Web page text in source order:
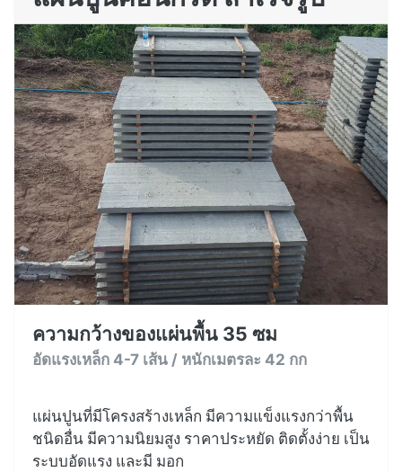
ความกว้างของแผ่นพื้น 35 ซม
อัดแรงเหล็ก 4-7 เส้น / หนักเมตรละ 42 กก
แผ่นปูนที่มีโครงสร้างเหล็ก มีความแข็งแรงกว่าพื้น
ชนิดอื่น มีความนิยมสูง ราคาประหยัด ติดตั้งง่าย เป็น
ระบบอัดแรง และมี มอก